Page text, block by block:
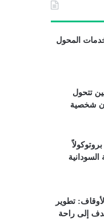
المحول
تتحول
شخصية
السودانية
تطوير
إلى راحة